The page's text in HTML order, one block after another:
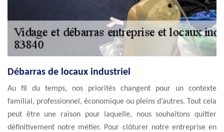
Débarras de locaux industriel
Au fil du temps, nos priorités changent pour un contexte
familial, professionnel, économique ou pleins d’autres. Tout cela
peut être une raison pour laquelle, nous souhaitons quitter
définitivement notre métier. Pour clôturer notre entreprise en